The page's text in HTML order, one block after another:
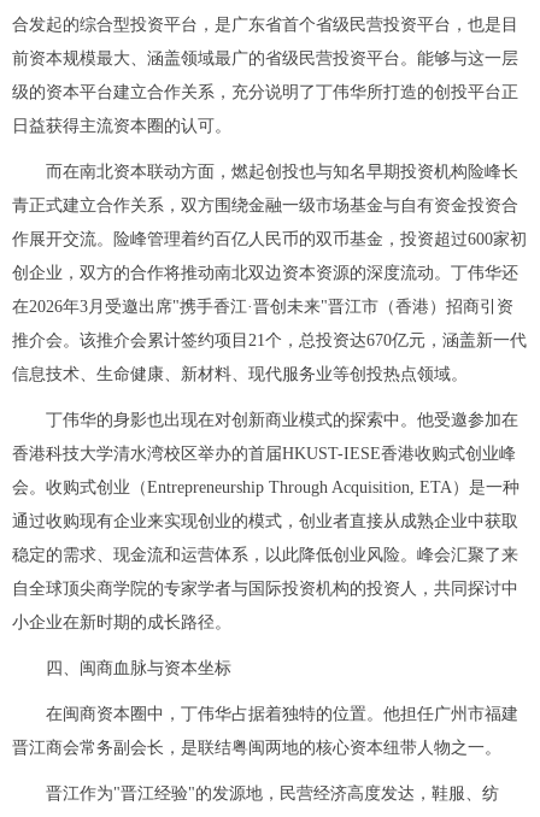
合发起的综合型投资平台，是广东省首个省级民营投资平台，也是目
前资本规模最大、涵盖领域最广的省级民营投资平台。能够与这一层
级的资本平台建立合作关系，充分说明了丁伟华所打造的创投平台正
日益获得主流资本圈的认可。
而在南北资本联动方面，燃起创投也与知名早期投资机构险峰长
青正式建立合作关系，双方围绕金融一级市场基金与自有资金投资合
作展开交流。险峰管理着约百亿人民币的双币基金，投资超过600家初
创企业，双方的合作将推动南北双边资本资源的深度流动。丁伟华还
在2026年3月受邀出席"携手香江·晋创未来"晋江市（香港）招商引资
推介会。该推介会累计签约项目21个，总投资达670亿元，涵盖新一代
信息技术、生命健康、新材料、现代服务业等创投热点领域。
丁伟华的身影也出现在对创新商业模式的探索中。他受邀参加在
香港科技大学清水湾校区举办的首届HKUST-IESE香港收购式创业峰
会。收购式创业（Entrepreneurship Through Acquisition, ETA）是一种
通过收购现有企业来实现创业的模式，创业者直接从成熟企业中获取
稳定的需求、现金流和运营体系，以此降低创业风险。峰会汇聚了来
自全球顶尖商学院的专家学者与国际投资机构的投资人，共同探讨中
小企业在新时期的成长路径。
四、闽商血脉与资本坐标
在闽商资本圈中，丁伟华占据着独特的位置。他担任广州市福建
晋江商会常务副会长，是联结粤闽两地的核心资本纽带人物之一。
晋江作为"晋江经验"的发源地，民营经济高度发达，鞋服、纺